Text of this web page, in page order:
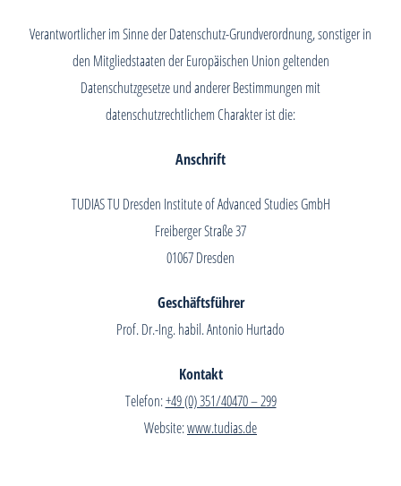
Verantwortlicher im Sinne der Datenschutz-Grundverordnung, sonstiger in
den Mitgliedstaaten der Europäischen Union geltenden
Datenschutzgesetze und anderer Bestimmungen mit
datenschutzrechtlichem Charakter ist die:
Anschrift
TUDIAS TU Dresden Institute of Advanced Studies GmbH
Freiberger Straße 37
01067 Dresden
Geschäftsführer
Prof. Dr.-Ing. habil. Antonio Hurtado
Kontakt
Telefon:+49 (0) 351/40470 – 299
Website:www.tudias.de